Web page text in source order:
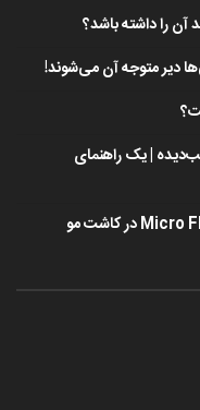
را داشته باشد؟
دیر متوجه آن می‌شوند!
| یک راهنمای